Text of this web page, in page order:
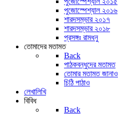
পুজোস্পেশ্যাল ২০১৬
শারদসম্ভার ২০১৭
শারদসম্ভার ২০১৮
প্রসঙ্গঃ রামধনু
তোমাদের মতামত
Back
পাঠকবন্ধুদের মতামত
তোমার মতামত জানাও
চিঠি পাঠাও
লেখালিখি
বিবিধ
Back